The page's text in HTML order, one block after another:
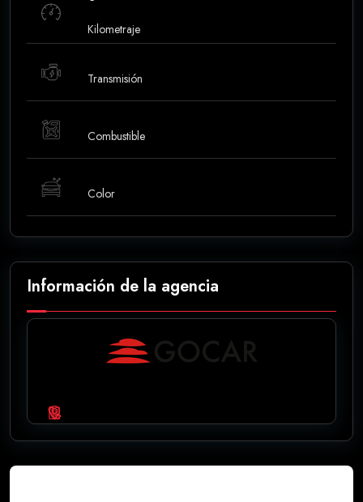
Kilometraje
Transmisión
Combustible
Color
Información de la agencia